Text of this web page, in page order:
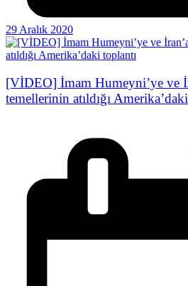
29 Aralık 2020
[VİDEO] İmam Humeyni’ye ve
temellerinin atıldığı